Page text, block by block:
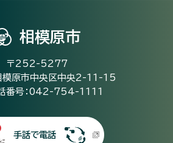
相模原市
〒252-5277
模原市中央区中央2-11-15
番号：042-754-1111
手話で電話